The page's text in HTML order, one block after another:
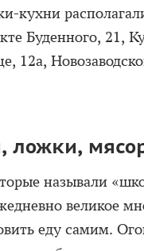
кухни
Буденного, 21,
12а,
ложки,
называли
великое
еду самим.